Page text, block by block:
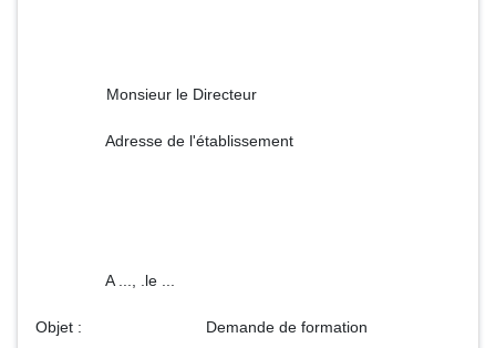
Monsieur le Directeur
Adresse de l'établissement
A ..., .le ...
Objet : Demande de formation